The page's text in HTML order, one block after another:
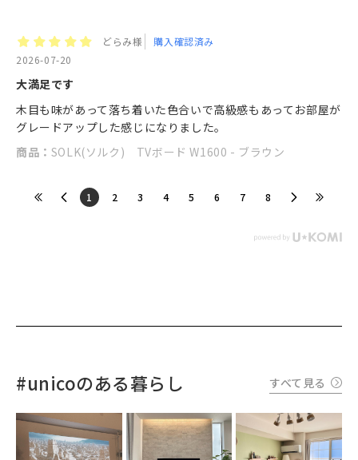
どらみ様
購入確認済み
2026-07-20
大満足です
木目も味があって落ち着いた色合いで高級感もあってお部屋が
グレードアップした感じになりました。
商品： SOLK(ソルク) TVボード W1600 - ブラウン
​1 ​2 ​3 ​4 ​5 ​6 ​7 ​8
#unicoのある暮らし すべて見る